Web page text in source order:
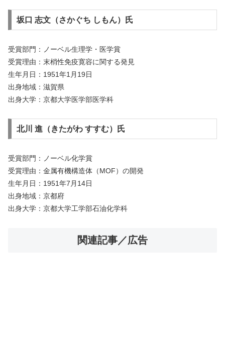
坂口 志文（さかぐち しもん）氏
受賞部門：ノーベル生理学・医学賞
受賞理由：末梢性免疫寛容に関する発見
生年月日：1951年1月19日
出身地域：滋賀県
出身大学：京都大学医学部医学科
北川 進（きたがわ すすむ）氏
受賞部門：ノーベル化学賞
受賞理由：金属有機構造体（MOF）の開発
生年月日：1951年7月14日
出身地域：京都府
出身大学：京都大学工学部石油化学科
関連記事／広告